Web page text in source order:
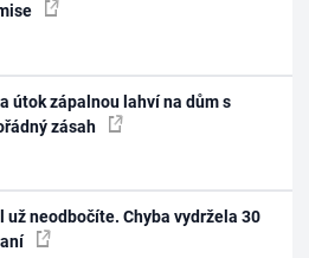
útok zápalnou lahví na dům s
zásah
už neodbočíte. Chyba vydržela 30